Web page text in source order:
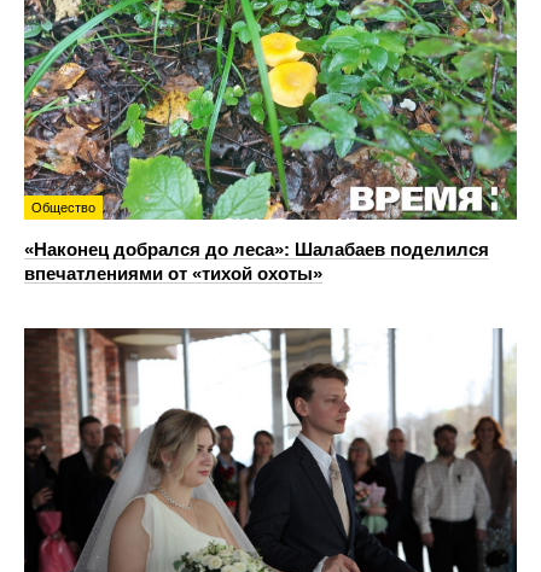
Общество
«Наконец добрался до леса»: Шалабаев поделился
впечатлениями от «тихой охоты»